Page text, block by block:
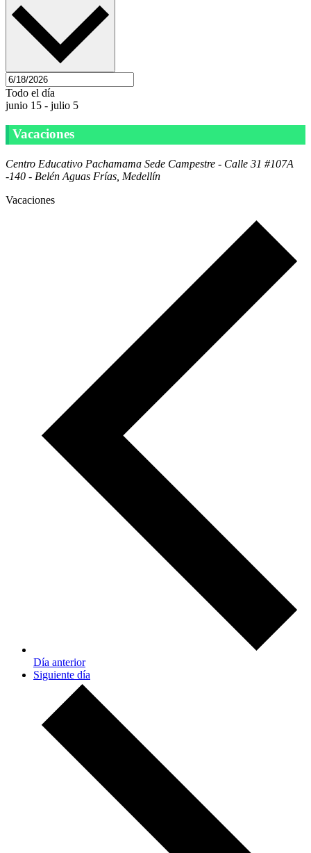
Todo el día
junio 15 - julio 5
Vacaciones
Centro Educativo Pachamama Sede Campestre - Calle 31 #107A
-140 - Belén Aguas Frías, Medellín
Vacaciones
Día anterior
Siguiente día